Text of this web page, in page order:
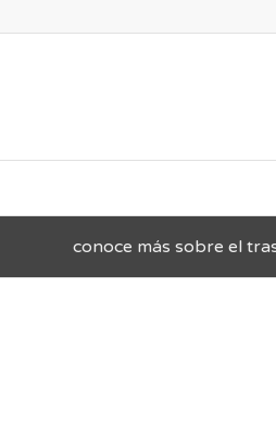
conoce más sobre el